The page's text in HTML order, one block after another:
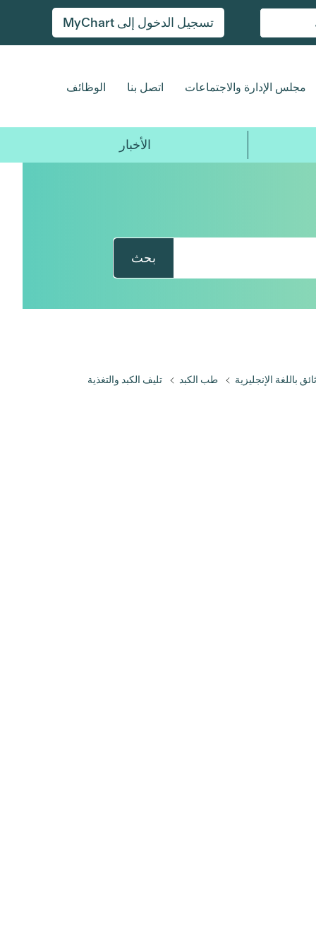
تسجيل الدخول إلى MyChart
مجلس الإدارة والاجتماعات اتصل بنا الوظائف
الأخبار
بحث
باللغة الإنجليزية طب الكبد تليف الكبد والتغذية